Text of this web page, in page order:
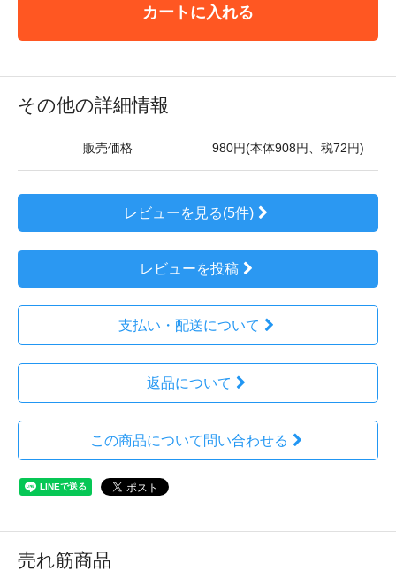
カートに入れる
その他の詳細情報
販売価格 980円(本体908円、税72円)
レビューを見る(5件)
レビューを投稿
支払い・配送について
返品について
この商品について問い合わせる
売れ筋商品